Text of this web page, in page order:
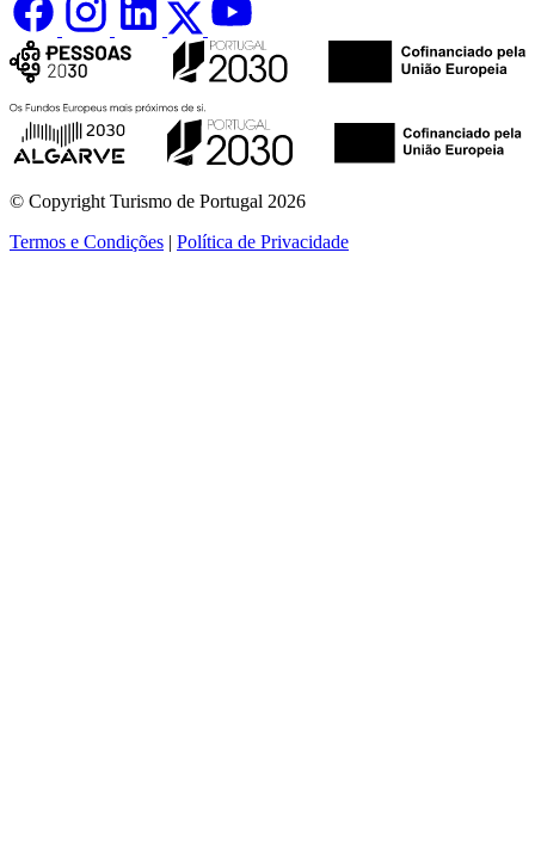
© Copyright Turismo de Portugal 2026
Termos e Condições | Política de Privacidade